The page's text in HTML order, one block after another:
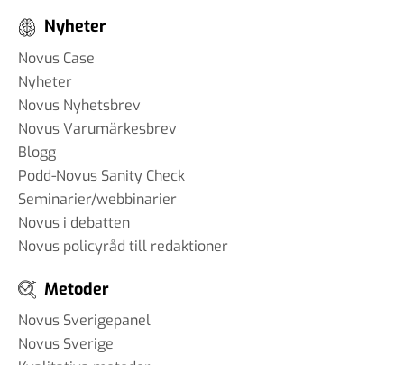
Nyheter
Novus Case
Nyheter
Novus Nyhetsbrev
Novus Varumärkesbrev
Blogg
Podd-Novus Sanity Check
Seminarier/webbinarier
Novus i debatten
Novus policyråd till redaktioner
Metoder
Novus Sverigepanel
Novus Sverige